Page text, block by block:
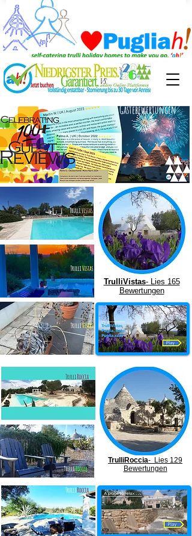
Gästebewertungen
TrulliVistas- Lies 165
Bewertungen
TrulliRoccia- Lies 129
Bewertungen